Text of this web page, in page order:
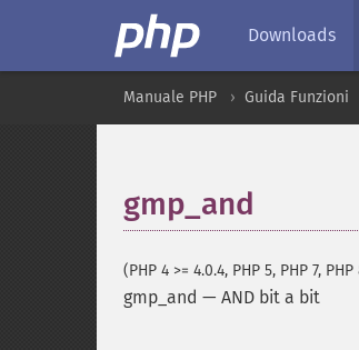
Downloads
Manuale PHP Guida Funzioni
gmp_and
(PHP 4 >= 4.0.4, PHP 5, PHP 7, PHP
gmp_and — AND bit a bit